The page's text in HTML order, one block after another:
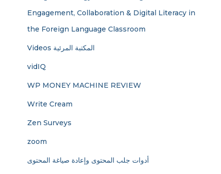
Engagement, Collaboration & Digital Literacy in
the Foreign Language Classroom
Videos المكتبة المرئية
vidIQ
WP MONEY MACHINE REVIEW
Write Cream
Zen Surveys
zoom
أدوات جلب المحتوى وإعادة صياغة المحتوى